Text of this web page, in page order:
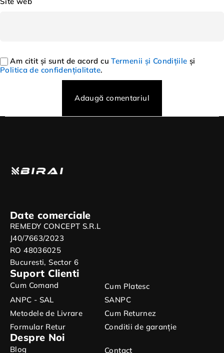
Am citit și sunt de acord cuTermenii și Condițiile și
Politica de confidențialitate.
Adaugă comentariul
Date comerciale
REMEDY CONCEPT S.R.L
J40/7663/2023
RO 48036025
Bucuresti, Sector 6
Suport Clienti
Cum Comand
Cum Platesc
ANPC - SAL
SANPC
Metodele de Livrare
Cum Returnez
Formular Retur
Conditii de garanție
Despre Noi
Blog Contact